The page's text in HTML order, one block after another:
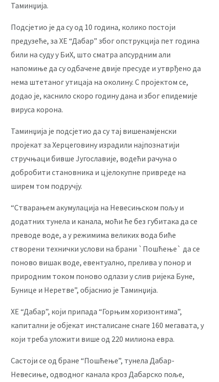
Таминџија.
Подсјетио је да су од 10 година, колико постоји
предузеће, за ХЕ “Дабар” због опструкција пет година
били на суду у БиХ, што сматра апсурдним али
напомиње да су одбачене двије пресуде и утврђено да
нема штетаног утицаја на околину. С пројектом се,
додао је, каснило скоро годину дана и због епидемије
вируса корона.
Таминџија је подсјетио да су тај вишенамјенски
пројекат за Херцеговину израдили најпознатији
стручњаци бивше Југославије, водећи рачуна о
добробити становника и цјелокупне привреде на
ширем том подручју.
“Стварањем акумулација на Невесињском пољу и
додатних тунела и канала, моћи ће без губитака да се
преводе воде, а у режимима великих вода биће
створени технички услови на брани `Пошћење` да се
поново вишак воде, евентуално, прелива у понор и
природним током поново одлази у слив ријека Буне,
Бунице и Неретве”, објаснио је Таминџија.
ХЕ “Дабар”, који припада “Горњим хоризонтима”,
капитални је објекат инсталисане снаге 160 мегавата, у
који треба уложити више од 220 милиона евра.
Састоји се од бране “Пошћење”, тунела Дабар-
Невесиње, одводног канала кроз Дабарско поље,